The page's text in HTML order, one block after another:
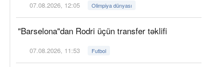
07.08.2026, 12:05 Olimpiya dünyası
"Barselona"dan Rodri üçün transfer təklifi
07.08.2026, 11:53 Futbol